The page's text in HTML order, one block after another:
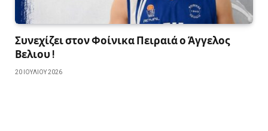
Συνεχίζει στον Φοίνικα Πειραιά ο Άγγελος
Βελιου !
20 ΙΟΥΛΊΟΥ 2026